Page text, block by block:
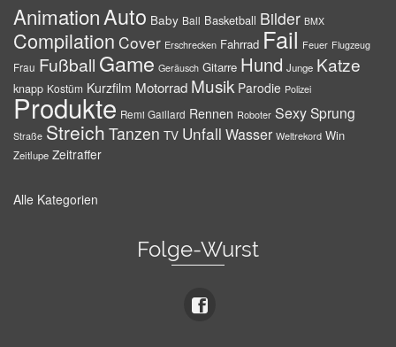
AnimationAuto Baby Ball Basketball Bilder BMX
Compilation Cover Erschrecken Fahrrad Fail Feuer Flugzeug
Frau Fußball Game Geräusch Gitarre Hund Junge Katze
knapp Kostüm Kurzfilm Motorrad Musik Parodie Polizei
Produkte Remi Gaillard Rennen Roboter SexySprung
Straße Streich Tanzen TV Unfall Wasser Weltrekord Win
Zeitlupe Zeitraffer
Alle Kategorien
Folge-Wurst